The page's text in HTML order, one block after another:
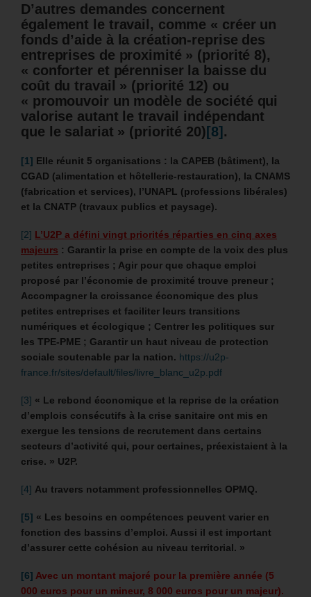
D’autres demandes concernent
également le travail, comme « créer un
fonds d’aide à la création-reprise des
entreprises de proximité » (priorité 8),
« conforter et pérenniser la baisse du
coût du travail » (priorité 12) ou
« promouvoir un modèle de société qui
valorise autant le travail indépendant
que le salariat » (priorité 20) [8] .
[1] Elle réunit 5 organisations : la CAPEB (bâtiment), la
CGAD (alimentation et hôtellerie-restauration), la CNAMS
(fabrication et services), l’UNAPL (professions libérales)
et la CNATP (travaux publics et paysage).
[2] L’U2P a défini vingt priorités réparties en cinq axes
majeurs : Garantir la prise en compte de la voix des plus
petites entreprises ; Agir pour que chaque emploi
proposé par l’économie de proximité trouve preneur ;
Accompagner la croissance économique des plus
petites entreprises et faciliter leurs transitions
numériques et écologique ; Centrer les politiques sur
les TPE-PME ; Garantir un haut niveau de protection
sociale soutenable par la nation. https://u2p-
france.fr/sites/default/files/livre_blanc_u2p.pdf
[3] « Le rebond économique et la reprise de la création
d’emplois consécutifs à la crise sanitaire ont mis en
exergue les tensions de recrutement dans certains
secteurs d’activité qui, pour certaines, préexistaient à la
crise. » U2P.
[4] Au travers notamment professionnelles OPMQ.
[5] « Les besoins en compétences peuvent varier en
fonction des bassins d’emploi. Aussi il est important
d’assurer cette cohésion au niveau territorial. »
[6] Avec un montant majoré pour la première année (5
000 euros pour un mineur, 8 000 euros pour un majeur).